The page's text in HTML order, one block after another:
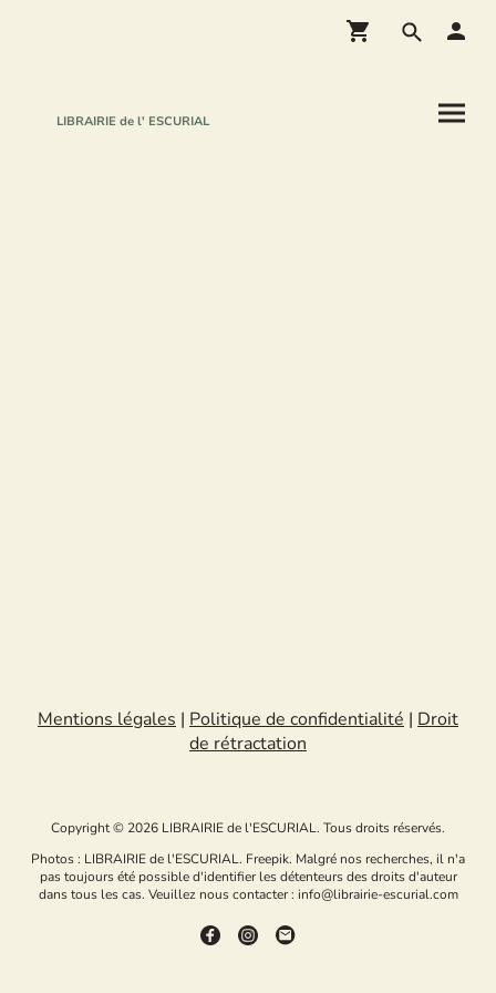
LIBRAIRIE de l' ESCURIAL
Mentions légales | Politique de confidentialité | Droit
de rétractation
Copyright © 2026 LIBRAIRIE de l'ESCURIAL. Tous droits réservés.
Photos : LIBRAIRIE de l'ESCURIAL. Freepik. Malgré nos recherches, il n'a
pas toujours été possible d'identifier les détenteurs des droits d'auteur
dans tous les cas. Veuillez nous contacter : info@librairie-escurial.com